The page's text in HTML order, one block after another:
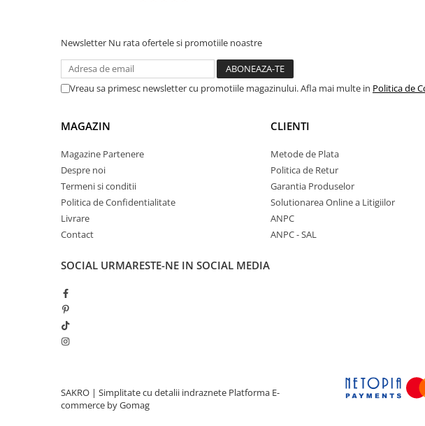
Newsletter Nu rata ofertele si promotiile noastre
Vreau sa primesc newsletter cu promotiile magazinului. Afla mai multe in Politica de
MAGAZIN
Magazine Partenere
Despre noi
Termeni si conditii
Politica de Confidentialitate
Livrare
Contact
CLIENTI
Metode de Plata
Politica de Retur
Garantia Produselor
Solutionarea Online a Litigiilor
ANPC
ANPC - SAL
SOCIAL URMARESTE-NE IN SOCIAL MEDIA
SAKRO | Simplitate cu detalii indraznete Platforma E-
commerce by Gomag